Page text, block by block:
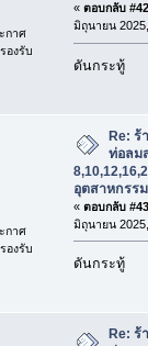
กาศ
องรับ
« ตอบกลับ
มิถุนายน
ดันกระทู้
กาศ
องรับ
Re: ร้
ท่อลม
อุตสาหกรร
« ตอบกลับ
มิถุนายน
ดันกระทู้
Re: ร้